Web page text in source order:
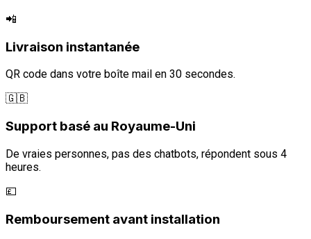
📲
Livraison instantanée
QR code dans votre boîte mail en 30 secondes.
🇬🇧
Support basé au Royaume-Uni
De vraies personnes, pas des chatbots, répondent sous 4
heures.
💷
Remboursement avant installation